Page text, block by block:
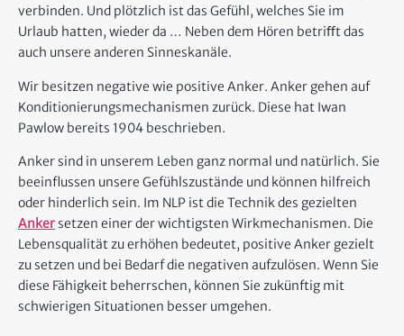
verbinden. Und plötzlich ist das Gefühl, welches Sie im
Urlaub hatten, wieder da … Neben dem Hören betriﬀt das
auch unsere anderen Sinneskanäle.
Wir besitzen negative wie positive Anker. Anker gehen auf
Konditionierungsmechanismen zurück. Diese hat Iwan
Pawlow bereits 1904 beschrieben.
Anker sind in unserem Leben ganz normal und natürlich. Sie
beeinflussen unsere Gefühlszustände und können hilfreich
oder hinderlich sein. Im NLP ist die Technik des gezielten
Ankersetzen einer der wichtigsten Wirkmechanismen. Die
Lebensqualität zu erhöhen bedeutet, positive Anker gezielt
zu setzen und bei Bedarf die negativen aufzulösen. Wenn Sie
diese Fähigkeit beherrschen, können Sie zukünftig mit
schwierigen Situationen besser umgehen.